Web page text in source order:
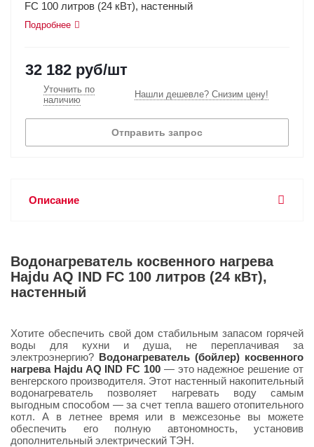
FC 100 литров (24 кВт), настенный
Подробнее
32 182 руб/шт
Уточнить по
наличию
Нашли дешевле? Снизим цену!
Отправить запрос
Описание
Водонагреватель косвенного нагрева
Hajdu AQ IND FC 100 литров (24 кВт),
настенный
Хотите обеспечить свой дом стабильным запасом горячей
воды для кухни и душа, не переплачивая за
электроэнергию? Водонагреватель (бойлер) косвенного
нагрева Hajdu AQ IND FC 100 — это надежное решение от
венгерского производителя. Этот настенный накопительный
водонагреватель позволяет нагревать воду самым
выгодным способом — за счет тепла вашего отопительного
котл. А в летнее время или в межсезонье вы можете
обеспечить его полную автономность, установив
дополнительный электрический ТЭН.